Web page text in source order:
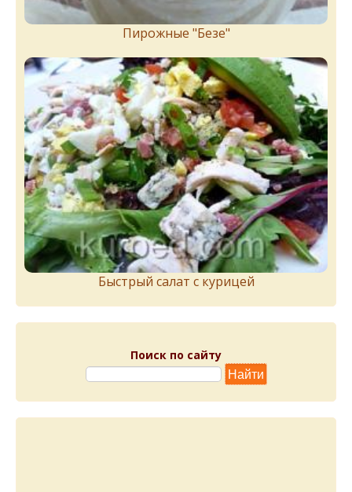
Пирожныe "Бeзe"
Быстрый салат с курицей
Поиск по сайту